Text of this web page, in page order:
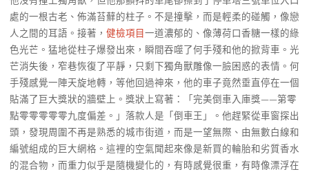
處的一根古老、佈滿苔蘚的柱子。不是撞擊，而是輕柔的碰觸，像戀
人之間的耳語。接著， 健檢項目一道濃郁的、像薄荷口香糖一樣的綠
色光芒。猛地從柱子爆發出來，瞬間吞噬了何手殘和他的掀背車。光
芒消失後，窄巷恢復了平靜，只剩下獨角獸雕像一臉困惑的表情。何
手殘感覺一陣天旋地轉，等他回過神來，他的車子竟然垂直停在一個
貼滿了巨大獎狀的牆壁上。獎狀上寫著：「完美倒車入庫獎——第零
點零零零零零九度偏差。」落款人是「倒車王」。他趕緊從車窗探出
頭，發現周圍不再是熟悉的城市街道，而是一望無際、由無數白線和
編號組成的巨大網格。這裡的空氣聞起來像是新買的輪胎和劣質香水
的混合物，而重力似乎是隨機變化的，有時感覺很重，有時像漂浮在